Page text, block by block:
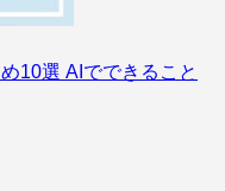
10選 AIでできること